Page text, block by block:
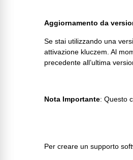
Aggiornamento da
Se stai utilizzando una
attivazione kluczem. Al
precedente all’ultima
Nota Importante: Questo
Per creare un supporto